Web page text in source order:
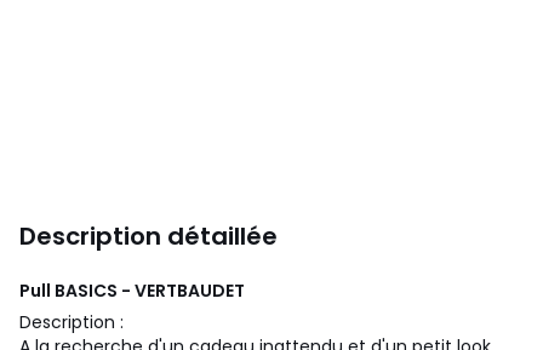
Description détaillée
Pull BASICS - VERTBAUDET
Description :